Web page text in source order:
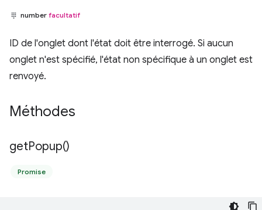
number facultatif
ID de l'onglet dont l'état doit être interrogé. Si aucun
onglet n'est spécifié, l'état non spécifique à un onglet est
renvoyé.
Méthodes
getPopup()
Promise